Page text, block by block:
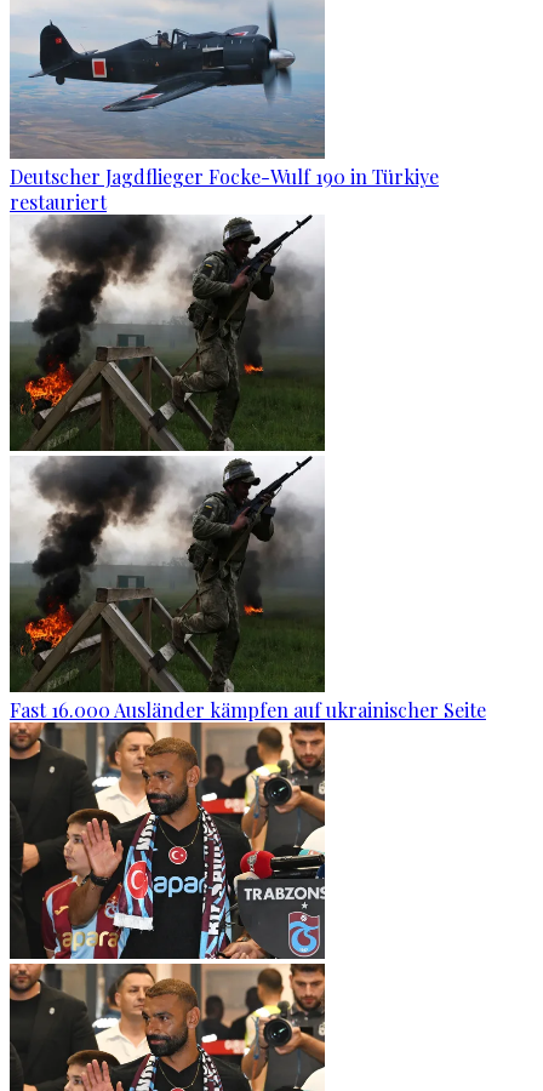
Deutscher Jagdflieger Focke-Wulf 190 in Türkiye
restauriert
Fast 16.000 Ausländer kämpfen auf ukrainischer Seite